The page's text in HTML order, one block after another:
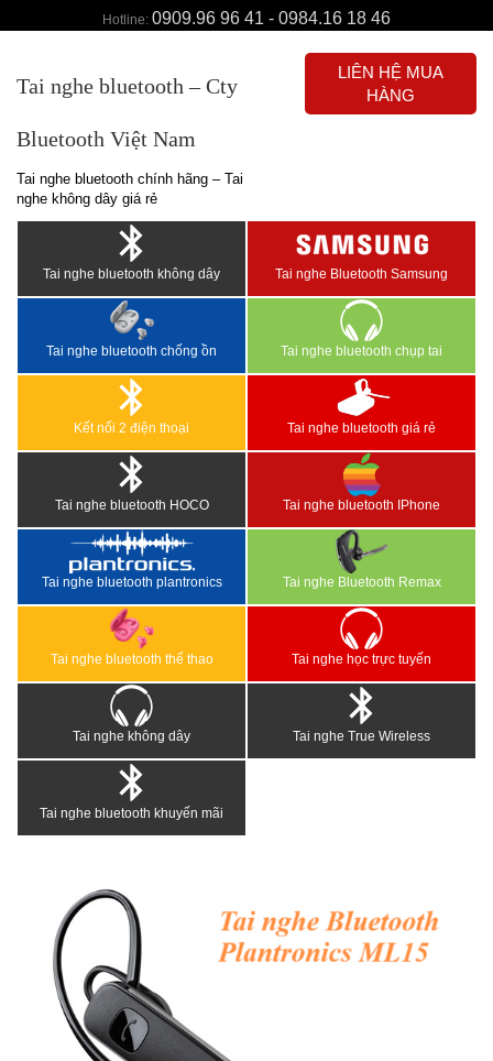
Hotline: 0909.96 96 41 - 0984.16 18 46
Tai nghe bluetooth – Cty
Bluetooth Việt Nam
Tai nghe bluetooth chính hãng – Tai
nghe không dây giá rẻ
LIÊN HỆ MUA
HÀNG
Tai nghe bluetooth không dây Tai nghe Bluetooth Samsung
Tai nghe bluetooth chống ồn Tai nghe bluetooth chụp tai
Kết nối 2 điện thoại Tai nghe bluetooth giá rẻ
Tai nghe bluetooth HOCO Tai nghe bluetooth IPhone
Tai nghe bluetooth plantronics Tai nghe Bluetooth Remax
Tai nghe bluetooth thể thao Tai nghe học trực tuyến
Tai nghe không dây Tai nghe True Wireless
Tai nghe bluetooth khuyến mãi